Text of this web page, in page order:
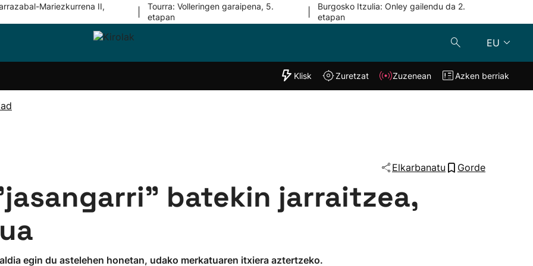
Mariezkurrena II,
Tourra: Volleringen garaipena, 5.
etapan
Burgosko Itzulia: Onley gailendu da 2.
etapan
EU
Taldeak
"Helmuga"
Klisk Zuzenean
Klisk Zuretzat Zuzenean Azken berriak
Elkarbanatu Gorde
batekin jarraitzea,
egin du astelehen honetan, udako merkatuaren itxiera aztertzeko.